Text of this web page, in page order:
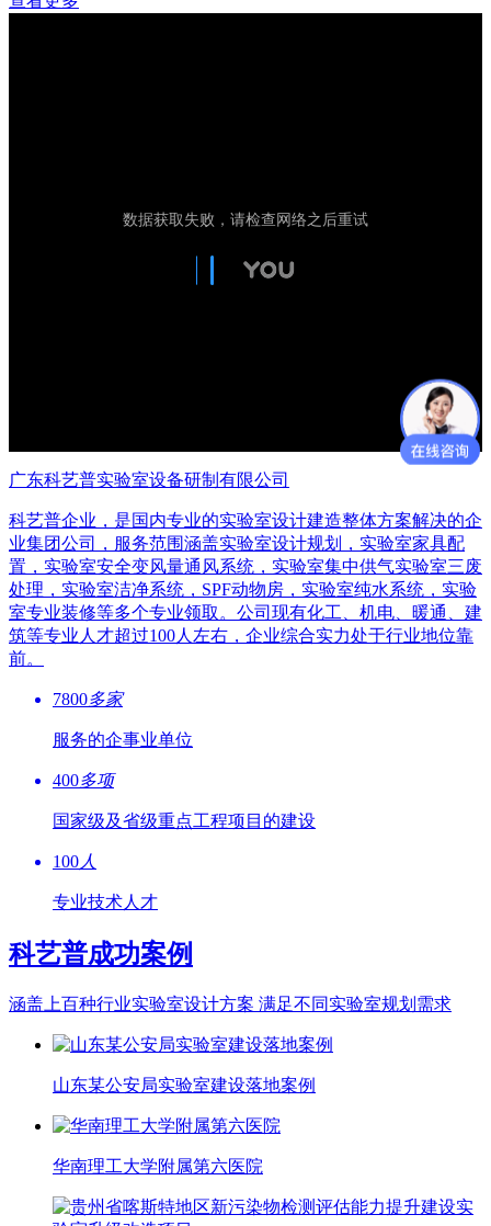
广东科艺普实验室设备研制有限公司
科艺普企业，是国内专业的实验室设计建造整体方案解决的企
业集团公司，服务范围涵盖实验室设计规划，实验室家具配
置，实验室安全变风量通风系统，实验室集中供气实验室三废
处理，实验室洁净系统，SPF动物房，实验室纯水系统，实验
室专业装修等多个专业领取。公司现有化工、机电、暖通、建
筑等专业人才超过100人左右，企业综合实力处于行业地位靠
前。
7800多家
服务的企事业单位
400多项
国家级及省级重点工程项目的建设
100 人
专业技术人才
科艺普成功案例
涵盖上百种行业实验室设计方案 满足不同实验室规划需求
山东某公安局实验室建设落地案例
华南理工大学附属第六医院